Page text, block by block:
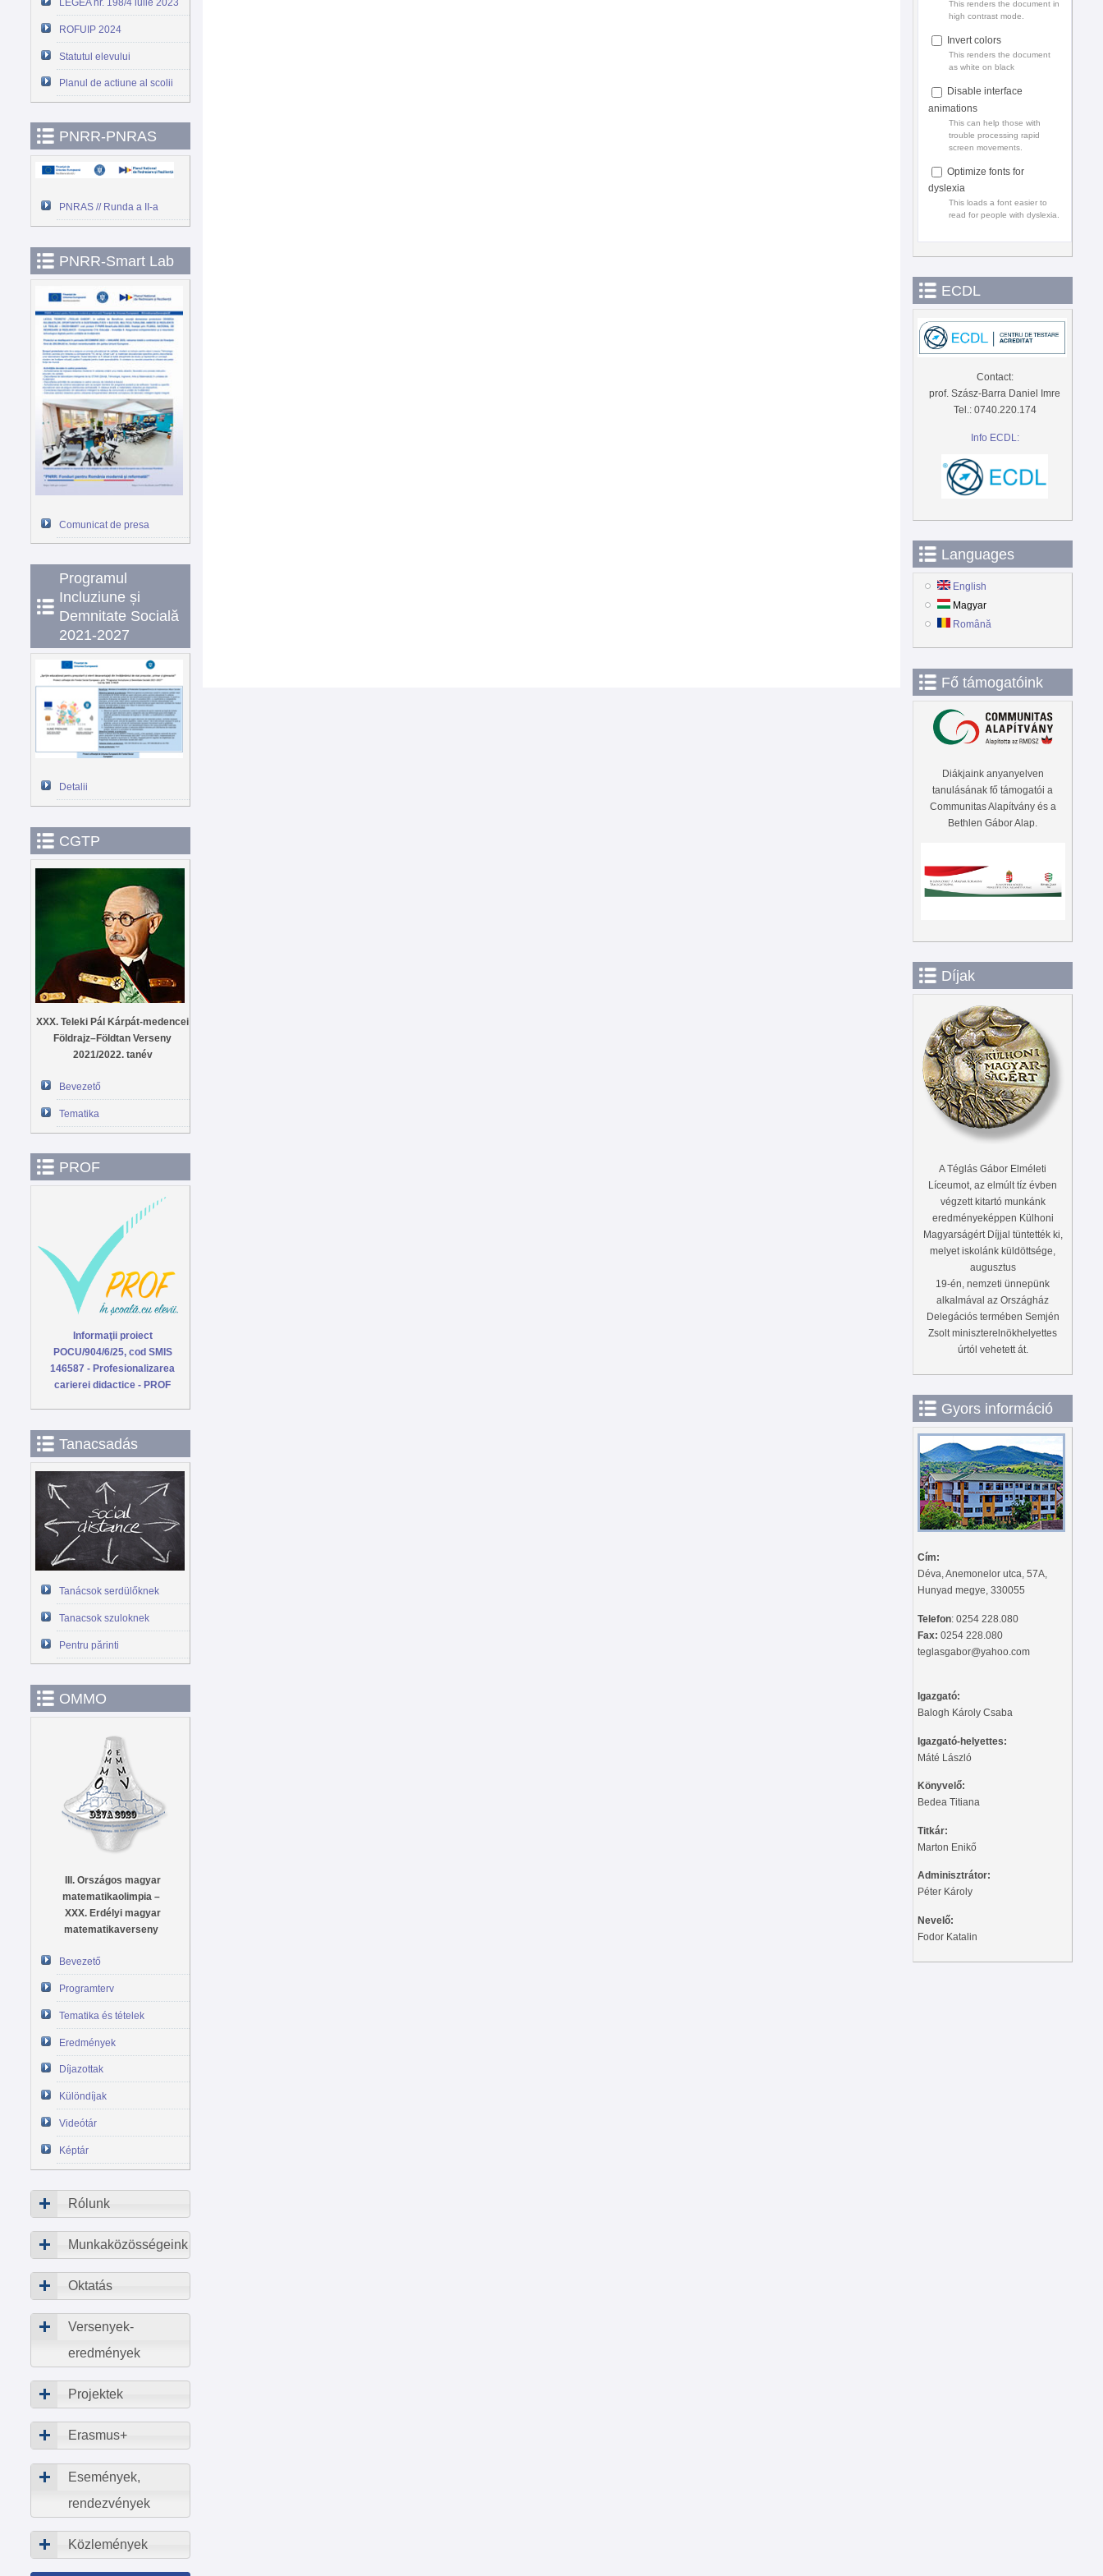
LEGEA nr. 198/4 iulie 2023
ROFUIP 2024
Statutul elevului
Planul de actiune al scolii
PNRR-PNRAS
PNRAS // Runda a II-a
PNRR-Smart Lab
Comunicat de presa
Programul
Incluziune și
Demnitate Socială
2021-2027
Detalii
CGTP
XXX. Teleki Pál Kárpát-medencei
Földrajz–Földtan Verseny
2021/2022. tanév
Bevezető
Tematika
PROF
Informaţii proiect
POCU/904/6/25, cod SMIS
146587 - Profesionalizarea
carierei didactice - PROF
Tanacsadás
Tanácsok serdülőknek
Tanacsok szuloknek
Pentru părinti
OMMO
III. Országos magyar
matematikaolimpia –
XXX. Erdélyi magyar
matematikaverseny
Bevezető
Programterv
Tematika és tételek
Eredmények
Díjazottak
Különdíjak
Videótár
Képtár
Rólunk
Munkaközösségeink
Oktatás
Versenyek-
eredmények
Projektek
Erasmus+
Események,
rendezvények
Közlemények
This renders the document in
high contrast mode.
Invert colors
This renders the document
as white on black
Disable interface
animations
This can help those with
trouble processing rapid
screen movements.
Optimize fonts for
dyslexia
This loads a font easier to
read for people with dyslexia.
ECDL
Contact:
prof. Szász-Barra Daniel Imre
Tel.: 0740.220.174
Info ECDL:
Languages
English
Magyar
Română
Fő támogatóink
Diákjaink anyanyelven
tanulásának fő támogatói a
Communitas Alapítvány és a
Bethlen Gábor Alap.
Díjak
A Téglás Gábor Elméleti
Líceumot, az elmúlt tíz évben
végzett kitartó munkánk
eredményeképpen Külhoni
Magyarságért Díjjal tüntették ki,
melyet iskolánk küldöttsége,
augusztus
19-én, nemzeti ünnepünk
alkalmával az Országház
Delegációs termében Semjén
Zsolt miniszterelnökhelyettes
úrtól vehetett át.
Gyors információ
Cím:
Déva, Anemonelor utca, 57A,
Hunyad megye, 330055
Telefon: 0254 228.080
Fax: 0254 228.080
teglasgabor@yahoo.com
Igazgató:
Balogh Károly Csaba
Igazgató-helyettes:
Máté László
Könyvelő:
Bedea Titiana
Titkár:
Marton Enikő
Adminisztrátor:
Péter Károly
Nevelő:
Fodor Katalin